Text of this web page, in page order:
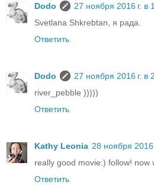
Dodo
27 ноября 2016 г. в
Svetlana Shkrebtan, я рада.
Ответить
Dodo
27 ноября 2016 г. в
river_pebble )))))
Ответить
Kathy Leonia 28 ноября 2016
really good movie:) follow! now
Ответить